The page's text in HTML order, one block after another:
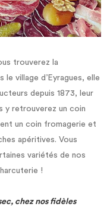
trouverez la
le village d’Eyragues, elle
depuis 1873, leur
y retrouverez un coin
un coin fromagerie et
apéritives. Vous
variétés de nos
!
chez nos fidèles